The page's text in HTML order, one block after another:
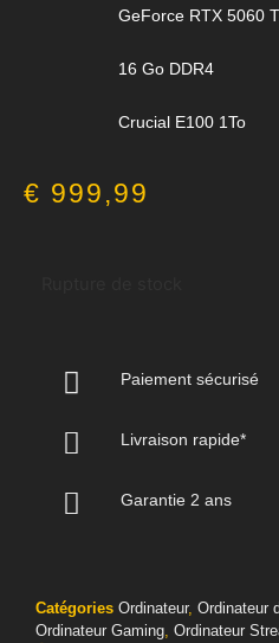
GeForce RTX 5060
16 Go DDR4
Crucial E100 1To
€ 999,99
Paiement sécurisé
Livraison rapide*
Garantie 2 ans
Catégories Ordinateur, Ordinateur
Ordinateur Gaming, Ordinateur